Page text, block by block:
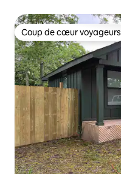
Coup de cœur voyageurs
Coup de cœur voyageurs